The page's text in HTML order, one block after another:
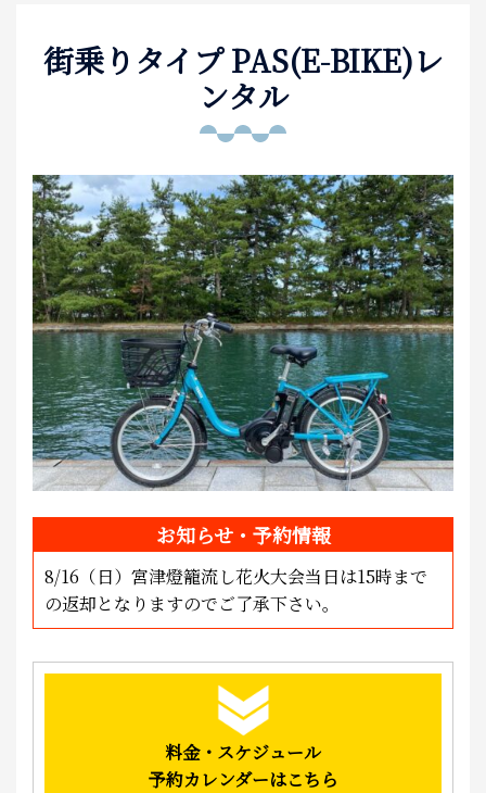
お土産
アクセス
街乗りタイプ PAS(E-BIKE)レ
ンタル
お知らせ・予約情報
8/16（日）宮津燈籠流し花火大会当日は15時まで
の返却となりますのでご了承下さい。
料金・スケジュール
予約カレンダーはこちら